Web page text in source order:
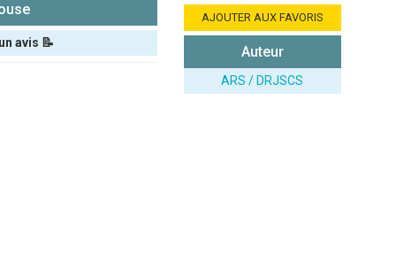
avis 📝
AJOUTER AUX FAVORIS
Auteur
ARS / DRJSCS